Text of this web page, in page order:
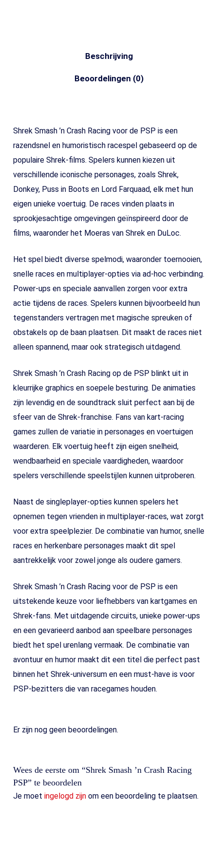
Beschrijving
Beoordelingen (0)
Shrek Smash ’n Crash Racing voor de PSP is een
razendsnel en humoristisch racespel gebaseerd op de
populaire Shrek-films. Spelers kunnen kiezen uit
verschillende iconische personages, zoals Shrek,
Donkey, Puss in Boots en Lord Farquaad, elk met hun
eigen unieke voertuig. De races vinden plaats in
sprookjesachtige omgevingen geïnspireerd door de
films, waaronder het Moeras van Shrek en DuLoc.
Het spel biedt diverse spelmodi, waaronder toernooien,
snelle races en multiplayer-opties via ad-hoc verbinding.
Power-ups en speciale aanvallen zorgen voor extra
actie tijdens de races. Spelers kunnen bijvoorbeeld hun
tegenstanders vertragen met magische spreuken of
obstakels op de baan plaatsen. Dit maakt de races niet
alleen spannend, maar ook strategisch uitdagend.
Shrek Smash ’n Crash Racing op de PSP blinkt uit in
kleurrijke graphics en soepele besturing. De animaties
zijn levendig en de soundtrack sluit perfect aan bij de
sfeer van de Shrek-franchise. Fans van kart-racing
games zullen de variatie in personages en voertuigen
waarderen. Elk voertuig heeft zijn eigen snelheid,
wendbaarheid en speciale vaardigheden, waardoor
spelers verschillende speelstijlen kunnen uitproberen.
Naast de singleplayer-opties kunnen spelers het
opnemen tegen vrienden in multiplayer-races, wat zorgt
voor extra speelplezier. De combinatie van humor, snelle
races en herkenbare personages maakt dit spel
aantrekkelijk voor zowel jonge als oudere gamers.
Shrek Smash ’n Crash Racing voor de PSP is een
uitstekende keuze voor liefhebbers van kartgames en
Shrek-fans. Met uitdagende circuits, unieke power-ups
en een gevarieerd aanbod aan speelbare personages
biedt het spel urenlang vermaak. De combinatie van
avontuur en humor maakt dit een titel die perfect past
binnen het Shrek-universum en een must-have is voor
PSP-bezitters die van racegames houden.
Er zijn nog geen beoordelingen.
Wees de eerste om “Shrek Smash ’n Crash Racing
PSP” te beoordelen
Je moet ingelogd zijnom een beoordeling te plaatsen.